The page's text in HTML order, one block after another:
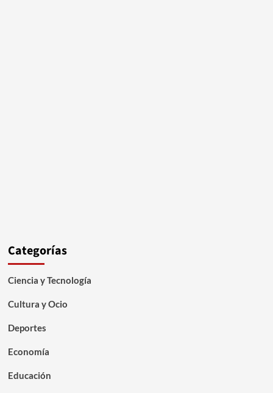
Categorías
Ciencia y Tecnología
Cultura y Ocio
Deportes
Economía
Educación